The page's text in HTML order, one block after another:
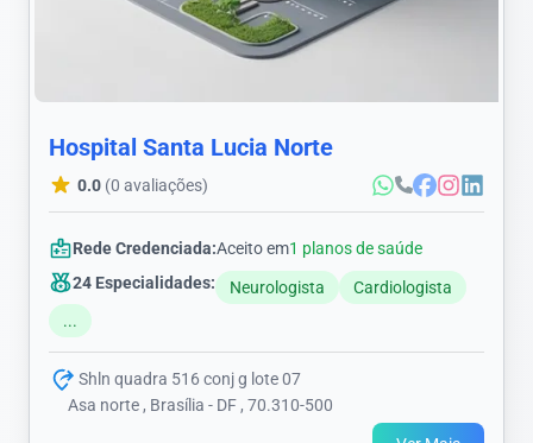
Hospital Santa Lucia Norte
0.0 (0 avaliações)
Rede Credenciada:Aceito em1 planos de saúde
24 Especialidades:
Neurologista
Cardiologista
...
Shln quadra 516 conj g lote 07
Asa norte , Brasília - DF , 70.310-500